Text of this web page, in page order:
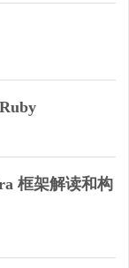
框架解读和构